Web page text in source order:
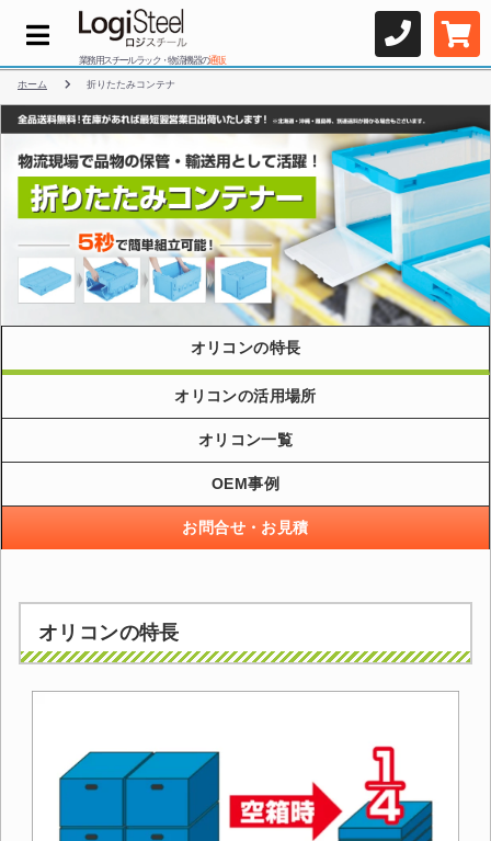
業務用スチールラック・物流機器の通販
ホーム 折りたたみコンテナ
オリコンの特長
オリコンの活用場所
オリコン一覧
OEM事例
お問合せ・お見積
オリコンの特長